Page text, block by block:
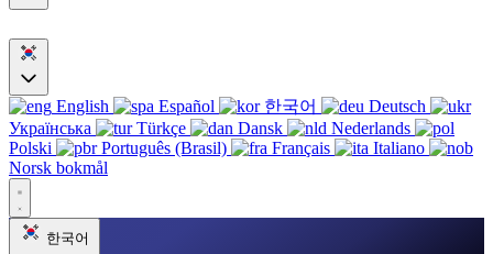
English Español 한국어
Deutsch
Українська
Türkçe Dansk
Nederlands
Polski
Português (Brasil) Français
Italiano
Norsk bokmål
한국어